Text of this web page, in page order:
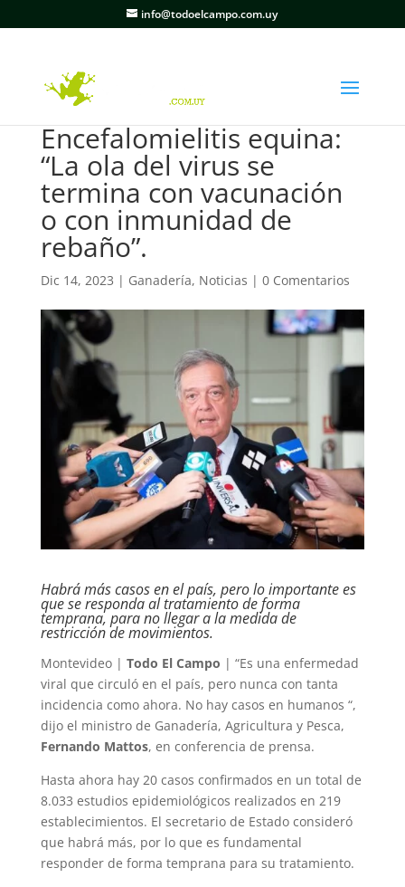
info@todoelcampo.com.uy
Encefalomielitis equina:
“La ola del virus se
termina con vacunación
o con inmunidad de
rebaño”.
Dic 14, 2023 | Ganadería, Noticias | 0 Comentarios
Habrá más casos en el país, pero lo importante es
que se responda al tratamiento de forma
temprana, para no llegar a la medida de
restricción de movimientos.
Montevideo | Todo El Campo | “Es una enfermedad
viral que circuló en el país, pero nunca con tanta
incidencia como ahora. No hay casos en humanos “,
dijo el ministro de Ganadería, Agricultura y Pesca,
Fernando Mattos, en conferencia de prensa.
Hasta ahora hay 20 casos confirmados en un total de
8.033 estudios epidemiológicos realizados en 219
establecimientos. El secretario de Estado consideró
que habrá más, por lo que es fundamental
responder de forma temprana para su tratamiento.